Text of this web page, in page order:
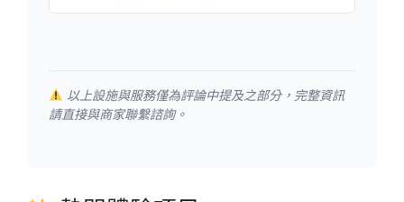
以上設施與服務僅為評論中提及之部分，完整資訊
請直接與商家聯繫諮詢。